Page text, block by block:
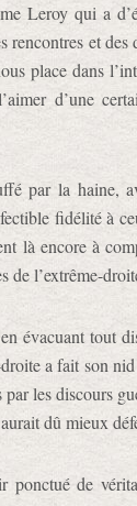
Leroy qui a
rencontres et
place dans
d’une
par la haine,
fidélité à
là encore à
l’extrême-
évacuant tout
a fait son
les discours
dû mieux
de